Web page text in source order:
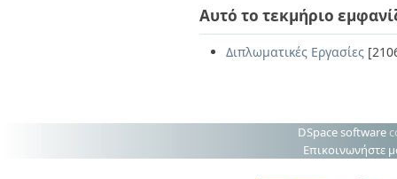
Αυτό το τεκμήριο
Διπλωματικές Εργασίες
DSpace software
Επικοινωνήστε